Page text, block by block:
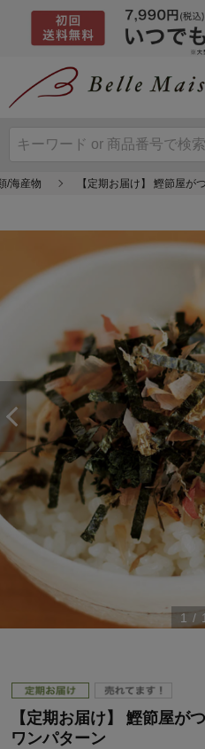
/海産物 【定期お届け】 鰹節屋が
1 /
【定期お届け】 鰹節屋が
ワンパターン
ベルメゾンご優待サービスについて
ベルメゾン・ポイントについて